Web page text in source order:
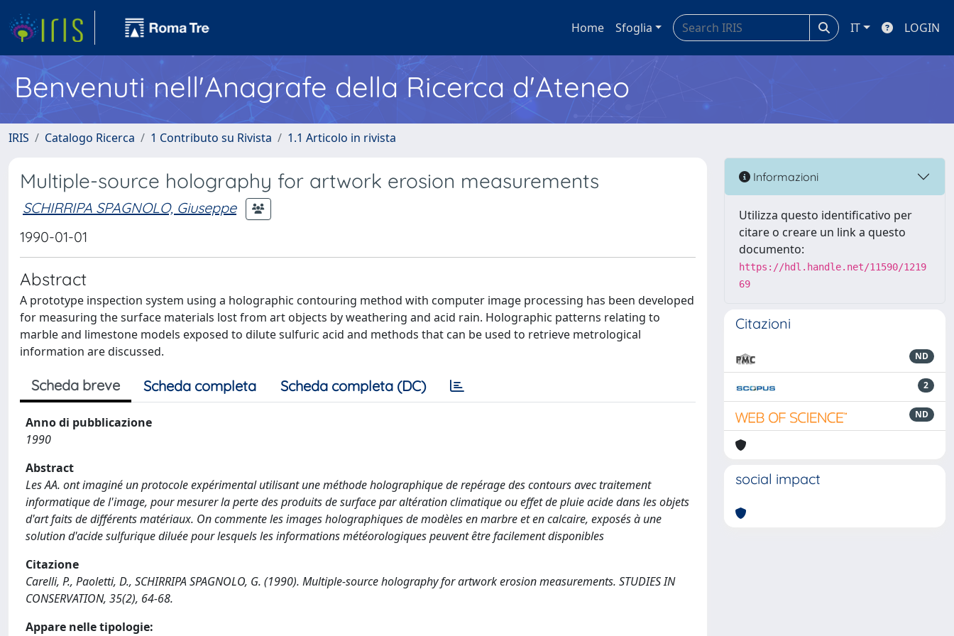
Home Sfoglia IT LOGIN
Benvenuti nell'Anagrafe della Ricerca d'Ateneo
IRIS Catalogo Ricerca 1 Contributo su Rivista 1.1 Articolo in rivista
Multiple-source holography for artwork erosion measurements
SCHIRRIPA SPAGNOLO, Giuseppe
1990-01-01
Abstract
A prototype inspection system using a holographic contouring method with computer image processing has been developed
for measuring the surface materials lost from art objects by weathering and acid rain. Holographic patterns relating to
marble and limestone models exposed to dilute sulfuric acid and methods that can be used to retrieve metrological
information are discussed.
Scheda breve Scheda completa Scheda completa (DC)
Anno di pubblicazione
1990
Abstract
Les AA. ont imaginé un protocole expérimental utilisant une méthode holographique de repérage des contours avec traitement
informatique de l'image, pour mesurer la perte des produits de surface par altération climatique ou effet de pluie acide dans les objets
d'art faits de différents matériaux. On commente les images holographiques de modèles en marbre et en calcaire, exposés à une
solution d'acide sulfurique diluée pour lesquels les informations météorologiques peuvent être facilement disponibles
Citazione
Carelli, P., Paoletti, D., SCHIRRIPA SPAGNOLO, G. (1990). Multiple-source holography for artwork erosion measurements. STUDIES IN
CONSERVATION, 35(2), 64-68.
Appare nelle tipologie:
Informazioni
Utilizza questo identificativo per
citare o creare un link a questo
documento:
https://hdl.handle.net/11590/1219
69
Citazioni
ND
2
ND
social impact